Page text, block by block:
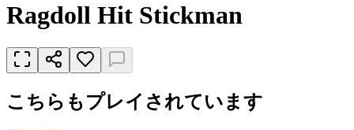
Ragdoll Hit Stickman
こちらもプレイされています